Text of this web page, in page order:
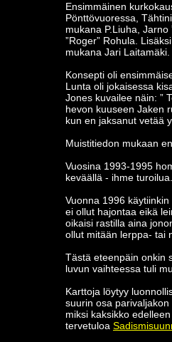
Ensimmäinen
Pönttövuoressa,
mukana P.Liuha,
”Roger” Rohula.
mukana Jari
Konsepti oli
Lunta oli jokaisessa
Jones kuvailee näin: ”
hevon kuuseen Jaken
kun en jaksanut vetää
Muistitiedon mukaan
Vuosina 1993-1995
keväällä - ihme
Vuonna 1996
ei ollut hajontaa eikä
oikaisi rastilla aina
ollut mitään lerppa- tai
Tästä eteenpäin onkin
luvun vaihteessa tuli
Karttoja löytyy
suurin osa
miksi kaksikko
tervetuloa